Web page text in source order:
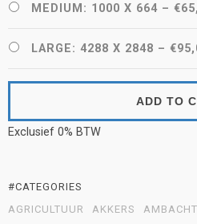
MEDIUM: 1000 X 664 –
LARGE: 4288 X 2848 –
ADD TO
Exclusief 0% BTW
#CATEGORIES
AGRICULTUUR
AKKERS